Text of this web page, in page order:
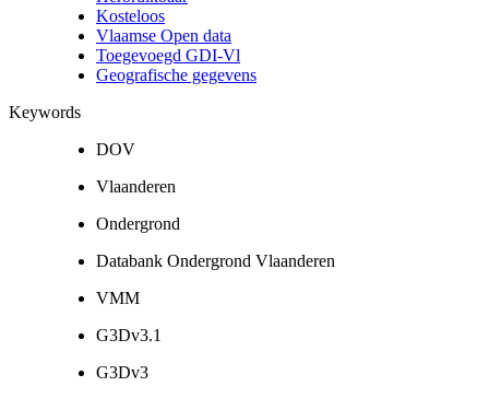
Kosteloos
Vlaamse Open data
Toegevoegd GDI-Vl
Geografische gegevens
Keywords
DOV
Vlaanderen
Ondergrond
Databank Ondergrond Vlaanderen
VMM
G3Dv3.1
G3Dv3